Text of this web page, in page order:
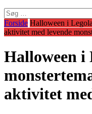
Søg
efter:
Forside Halloween i
aktivitet med levende
Halloween i
aktivitet